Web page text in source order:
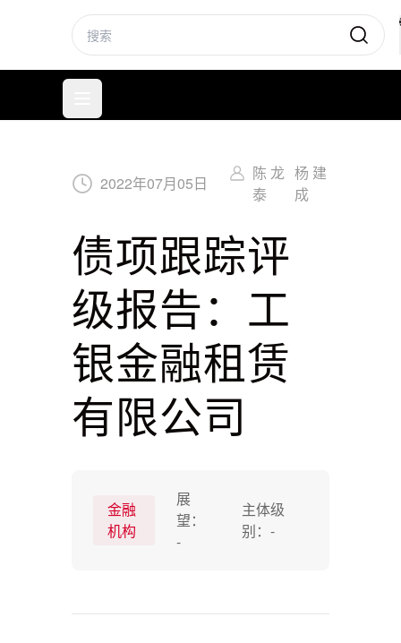
标普信评
2022年07月05日
陈 龙
泰
杨 建
成
债项跟踪评
级报告：工
银金融租赁
有限公司
金融
机构
展
望：
-
主体级
别：-